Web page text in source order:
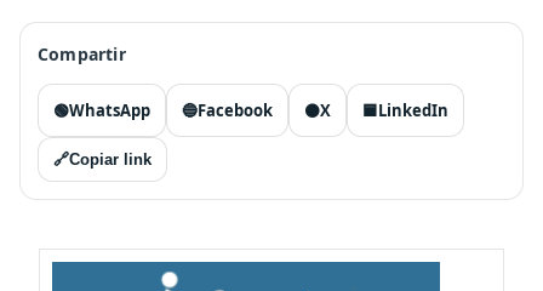
Compartir
🟢WhatsApp 🔵Facebook ⚫X 🟦LinkedIn
🔗Copiar link